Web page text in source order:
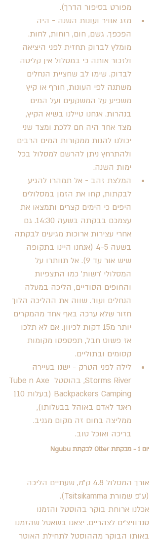
מפורט בסיפור הדרך).
מזג אוויר ועונות השנה - היה
הפכפך. גשם, חום, רוחות, לחות.
מומלץ לבדוק תחזית לפני היציאה
ולזכור אותה כי במסלול אין קליטה
לבדוק. שימו לב שחציית הנחלים
משתנה לפי העונות, חורף או קיץ
משפיע על המשקעים ועל המים
בנהרות. אנחנו טיילנו בשיא הקיץ,
מצד אחד היה חם ללכת ומצד שני
יכולנו להנות ממקורות המים הרבים
ולהתרחץ ניתן להרשם למסלול בכל
ימות השנה.
המלצת זהב - אל תמהרו להגיע
לבקתות, קחו את הזמן במסלולים
היפים כי הימים קצרים ותמצאו את
עצמכם בבקתה בשעה 14:30. גם
אחרי עצירות ארוכות מגיעים לבקתה
בשעה 4-5 (אנחנו היינו בתקופה
שיש אור עד 9). אל תוותרו על
המסלולי ׳רשות׳ כמו התצפיות
והחופים הסודיים, הליכה במעלה
הנחלים ועוד. שווה את ההליכה הלוך
חזור שלא ערכה באף אחד מהמקרים
יותר מ15 דקות לכיוון. אם לא תלכו
אז פשוט חבל, תפספסו מקומות
קסומים ובתוליים.
לילה לפני הטרק - ישנו בעיירה
Storms River, בהוסטל Tube n Axe
ראנד לאדם באוהל בבעלותו),
ממליצה בחום זה מקום מגניב.
בריכה ואוכל טוב.
יום 1 - מבקתת Otter לבקתת Ngubu
אורך המסלול 4.8 ק״מ, שעתיים הליכה
(ע״פ שמורת Tsitsikamma).
אכלנו ארוחת בוקר בהוסטל והזמנו
סנדוויצ’ים לצהריים. יצאנו בשאטל שהזמנו
באותו הבוקר מההוסטל לתחילת האוטר